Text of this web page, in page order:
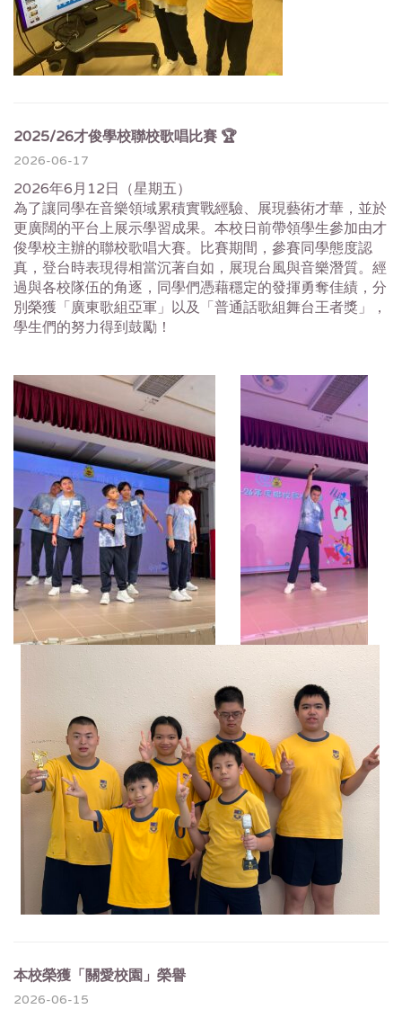
2025/26才俊學校聯校歌唱比賽 🏆
2026-06-17
2026年6月12日（星期五）
為了讓同學在音樂領域累積實戰經驗、展現藝術才華，並於
更廣闊的平台上展示學習成果。本校日前帶領學生參加由才
俊學校主辦的聯校歌唱大賽。比賽期間，參賽同學態度認
真，登台時表現得相當沉著自如，展現台風與音樂潛質。經
過與各校隊伍的角逐，同學們憑藉穩定的發揮勇奪佳績，分
別榮獲「廣東歌組亞軍」以及「普通話歌組舞台王者獎」，
學生們的努力得到鼓勵！
本校榮獲「關愛校園」榮譽
2026-06-15